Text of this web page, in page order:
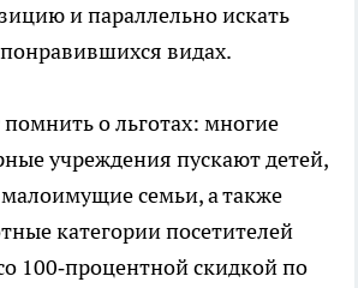
и параллельно искать
видах.
о льготах: многие
учреждения пускают детей,
семьи, а также
категории посетителей
100‑процентной скидкой по